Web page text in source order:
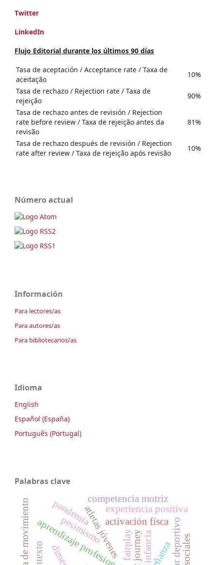
Twitter
LinkedIn
Flujo Editorial durante los últimos 90 días
Tasa de aceptación / Acceptance rate / Taxa de
aceitação
10%
Tasa de rechazo / Rejection rate / Taxa de
rejeição
90%
Tasa de rechazo antes de revisión / Rejection
rate before review / Taxa de rejeição antes da
revisão
81%
Tasa de rechazo después de revisión / Rejection
rate after review / Taxa de rejeição após revisão
10%
Número actual
Información
Para lectores/as
Para autores/as
Para bibliotecarios/as
Idioma
English
Español (España)
Português (Portugal)
Palabras clave
activación físca
aprendizaje profesional
atletas jóvenesexperiencia positiva
pesimismo infancia
competencia motriz
pandemia
fairplay